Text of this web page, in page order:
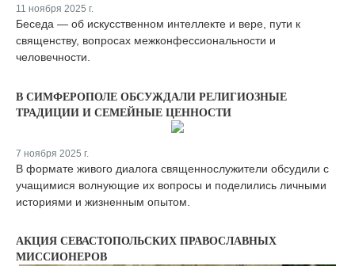
11 ноября 2025 г.
Беседа — об искусственном интеллекте и вере, пути к
священству, вопросах межконфессиональности и
человечности.
В СИМФЕРОПОЛЕ ОБСУЖДАЛИ РЕЛИГИОЗНЫЕ
ТРАДИЦИИ И СЕМЕЙНЫЕ ЦЕННОСТИ
7 ноября 2025 г.
В формате живого диалога священнослужители обсудили с
учащимися волнующие их вопросы и поделились личными
историями и жизненным опытом.
АКЦИЯ СЕВАСТОПОЛЬСКИХ ПРАВОСЛАВНЫХ
МИССИОНЕРОВ